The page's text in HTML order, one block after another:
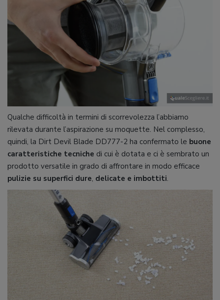
Qualche difficoltà in termini di scorrevolezza l’abbiamo
rilevata durante l’aspirazione su moquette. Nel complesso,
quindi, la Dirt Devil Blade DD777-2 ha confermato le buone
caratteristiche tecniche di cui è dotata e ci è sembrato un
prodotto versatile in grado di affrontare in modo efficace
pulizie su superfici dure, delicate e imbottiti.